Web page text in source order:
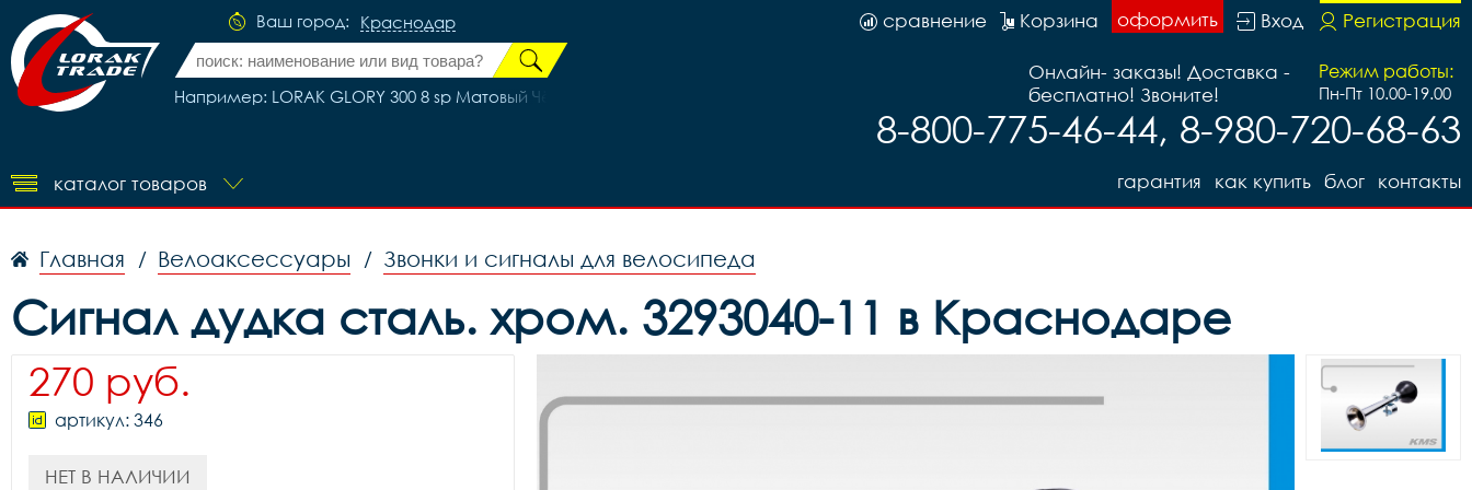
Ваш город: Краснодар
Например: LORAK GLORY 300 8 sp Матовый Чёрный/Розовый 15р (на рост 141-160)
Регистрация
Вход
оформить
Корзина
сравнение
Режим работы:
Пн-Пт 10.00-19.00
Онлайн- заказы! Доставка -
бесплатно! Звоните!
8-800-775-46-44, 8-980-720-68-63
каталог товаров контакты
блог
как купить
гарантия
Главная / Велоаксессуары / Звонки и сигналы для велосипеда
Сигнал дудка сталь. хром. 3293040-11 в Краснодаре
270 руб.
артикул: 346
НЕТ В НАЛИЧИИ